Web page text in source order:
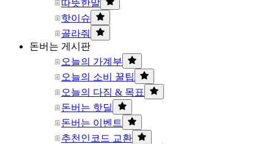
따뜻한말
핫이슈
골라줘
돈버는 게시판
오늘의 가계부
오늘의 소비 꿀팁
오늘의 다짐 & 목표
돈버는 핫딜
돈버는 이벤트
추천인코드 교환